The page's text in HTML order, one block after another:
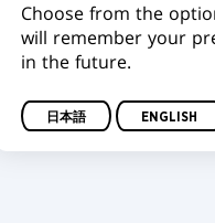
Choose from the
will remember your
in the future.
日本語 ENGLISH